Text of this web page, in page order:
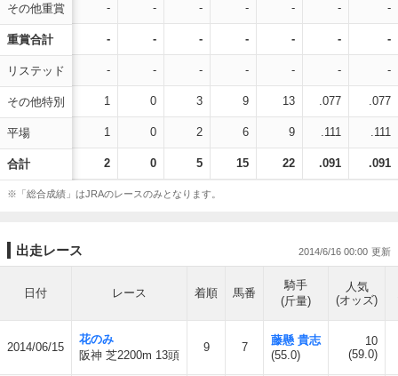
その他重賞
重賞合計
リステッド
その他特別
平場
合計
- - - - - - -
- - - - - - -
- - - - - - -
1 0 3 9 13 .077 .077
1 0 2 6 9 .111 .111
2 0 5 15 22 .091 .091
※「総合成績」はJRAのレースのみとなります。
出走レース 2014/6/16 00:00
日付 レース 着順 馬番
騎手
(斤量)
人気
(オッズ)
2014/06/15
花のみ
阪神 芝2200m 13頭
9 7
藤懸 貴志
(55.0)
10
(59.0)